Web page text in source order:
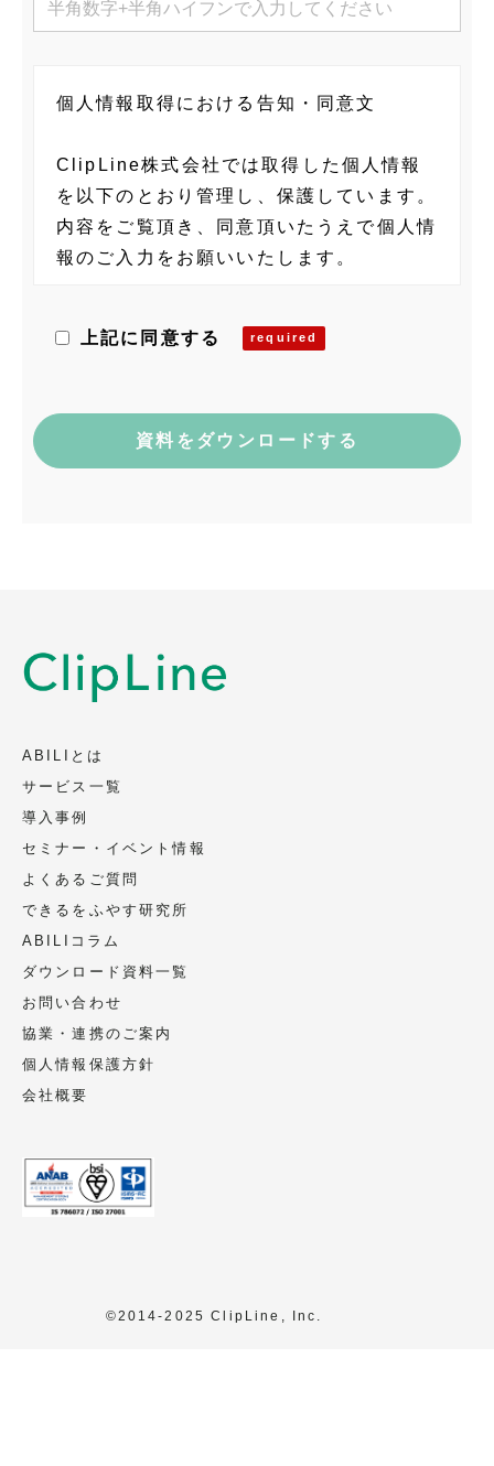
個人情報取得における告知・同意文
ClipLine株式会社では取得した個人情報
を以下のとおり管理し、保護しています。
内容をご覧頂き、同意頂いたうえで個人情
報のご入力をお願いいたします。
ClipLine株式会社 個人情報保護管理者
〒101-0035 東京都千代田区神田紺屋町
15 グランファースト神田紺屋町5F
電話：03-6809-3305
得、利用いたします（電話またはメールに
よります）。
当社サービスに関連するご案内
当社イベント、セミナー等に関連するご案
内
第三者への提供
頂いた個人情報は第三者への提供は致しま
せん。
ただし、法令に基づく場合、人の生命、身
体又は財産の保護のために必要であって、
ご本人の同意を取ることが困難な場合、ご
本人様の同意なく個人情報の利用・提供を
行うことがあります。
委託することがあります。
尚、業務の委託にあたっては事前に選定
会社とは個人情報保護に関する契約書を交
上記に同意する
ABILIとは
サービス一覧
導入事例
セミナー・イベント情報
よくあるご質問
できるをふやす研究所
ABILIコラム
ダウンロード資料一覧
お問い合わせ
協業・連携のご案内
個人情報保護方針
会社概要
©2014-2025 ClipLine, Inc.